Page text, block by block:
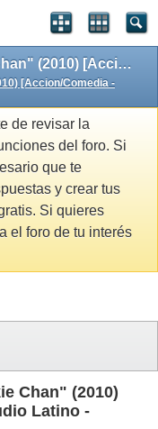
Mi Vecino es un Espía "Jackie Chan" (2010) [Accion/Comedia - DvdRip - Audio Latino -
[Accion/Comedia -
de revisar la
del foro. Si
que te
y crear tus
Si quieres
el foro de tu interés
Chan" (2010)
Latino -